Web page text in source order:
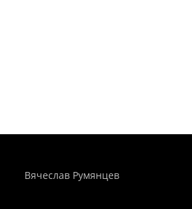
Вячеслав Румянцев